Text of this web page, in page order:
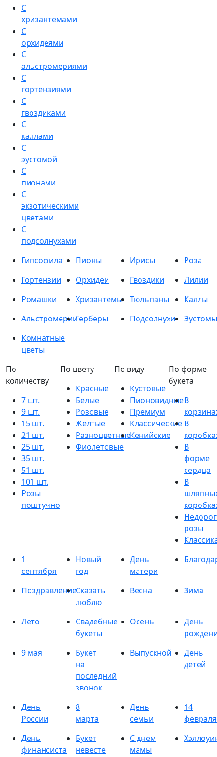
С
хризантемами
С
орхидеями
С
альстромериями
С
гортензиями
С
гвоздиками
С
каллами
С
эустомой
С
пионами
С
экзотическими
цветами
С
подсолнухами
Гипсофила
Пионы Ирисы
Роза
Гортензии
Орхидеи Гвоздики
Лилии
Ромашки
Хризантемы Тюльпаны
Каллы
АльстромерииГерберы Подсолнухи
Эустомы
Комнатные
цветы
По
количеству
7 шт.
9 шт.
15 шт.
21 шт.
25 шт.
35 шт.
51 шт.
101 шт.
Розы
поштучно
По цвету
Красные
Белые
Розовые
Желтые
Разноцветные
Фиолетовые
По виду
Кустовые
Пионовидные
Премиум
Классические
Кенийские
По форме
букета
В
В
В
форме
сердца
В
розы
1
сентября
Новый
год
День
матери
ПоздравлениеСказать
люблю
Весна Зима
Лето
Свадебные
букеты
Осень
День
9 мая
Букет
на
последний
звонок
Выпускной
День
детей
День
России
8
марта
День
семьи
14
февраля
День
финансиста
Букет
невесте
С днем
мамы